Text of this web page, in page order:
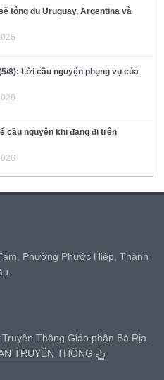
tông du Uruguay, Argentina và
8): Lời cầu nguyện phụng vụ của
cầu nguyện khi đang đi trên
Phường Phước Hiệp, Thành
Thông Giáo phận Bà Rịa.
TRUYỀN THÔNG